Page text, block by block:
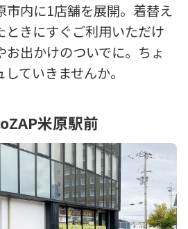
市内に1店舗を展開。着替え
ときにすぐご利用いただけ
お出かけのついでに。ちょ
ていきませんか。
米原駅前